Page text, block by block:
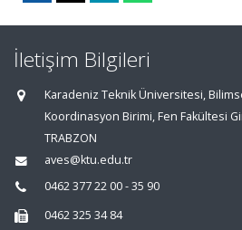
İletişim Bilgileri
Karadeniz Teknik Üniversitesi,
Koordinasyon Birimi, Fen Fakültesi
TRABZON
aves@ktu.edu.tr
0462 377 22 00 - 35 90
0462 325 34 84